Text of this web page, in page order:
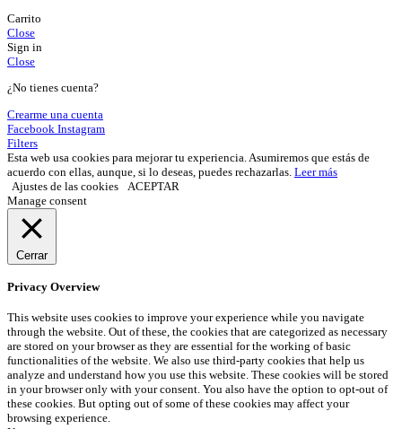
Carrito
Close
Sign in
Close
¿No tienes cuenta?
Crearme una cuenta
Facebook Instagram
Filters
Esta web usa cookies para mejorar tu experiencia. Asumiremos que estás de
acuerdo con ellas, aunque, si lo deseas, puedes rechazarlas. Leer más
Ajustes de las cookies
ACEPTAR
Manage consent
Cerrar
Privacy Overview
This website uses cookies to improve your experience while you navigate
through the website. Out of these, the cookies that are categorized as necessary
are stored on your browser as they are essential for the working of basic
functionalities of the website. We also use third-party cookies that help us
analyze and understand how you use this website. These cookies will be stored
in your browser only with your consent. You also have the option to opt-out of
these cookies. But opting out of some of these cookies may affect your
browsing experience.